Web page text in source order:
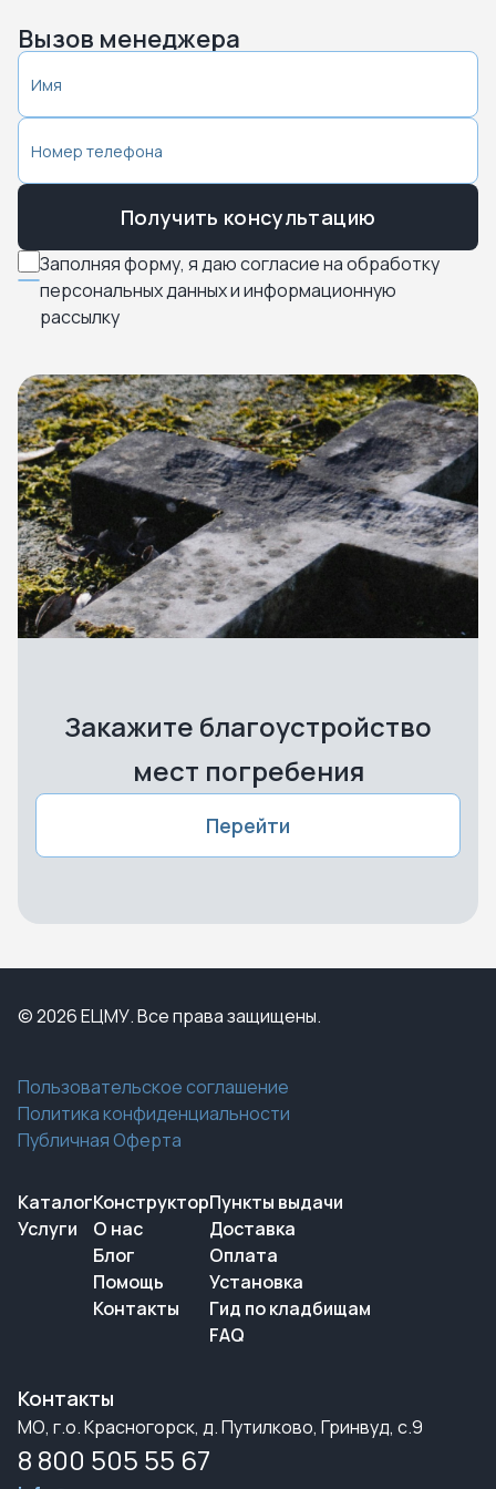
Вызов менеджера
Заполняя форму, я даю согласие на обработку
персональных данных и информационную
рассылку
Получить консультацию
Закажите благоустройство
мест погребения
Перейти
© 2026 ЕЦМУ. Все права защищены.
Пользовательское соглашение
Политика конфиденциальности
Публичная Оферта
Каталог
Услуги
Конструктор
О нас
Блог
Помощь
Контакты
Пункты выдачи
Доставка
Оплата
Установка
Гид по кладбищам
FAQ
Контакты
МО, г.о. Красногорск, д. Путилково, Гринвуд, с.9
8 800 505 55 67